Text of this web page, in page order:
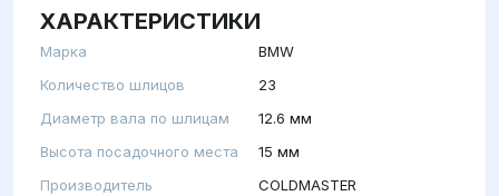
ХАРАКТЕРИСТИКИ
Марка
BMW
Количество шлицов
23
Диаметр вала по шлицам
12.6 мм
Высота посадочного места
15 мм
Производитель
COLDMASTER